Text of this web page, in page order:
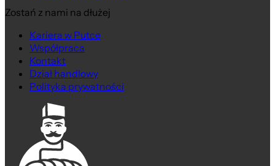
Zostań z nami na dłużej
Kariera w Putce
Współpraca
Kontakt
Dział handlowy
Polityka prywatności